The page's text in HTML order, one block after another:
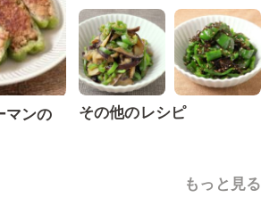
マンの
その他のレシピ
もっと見る